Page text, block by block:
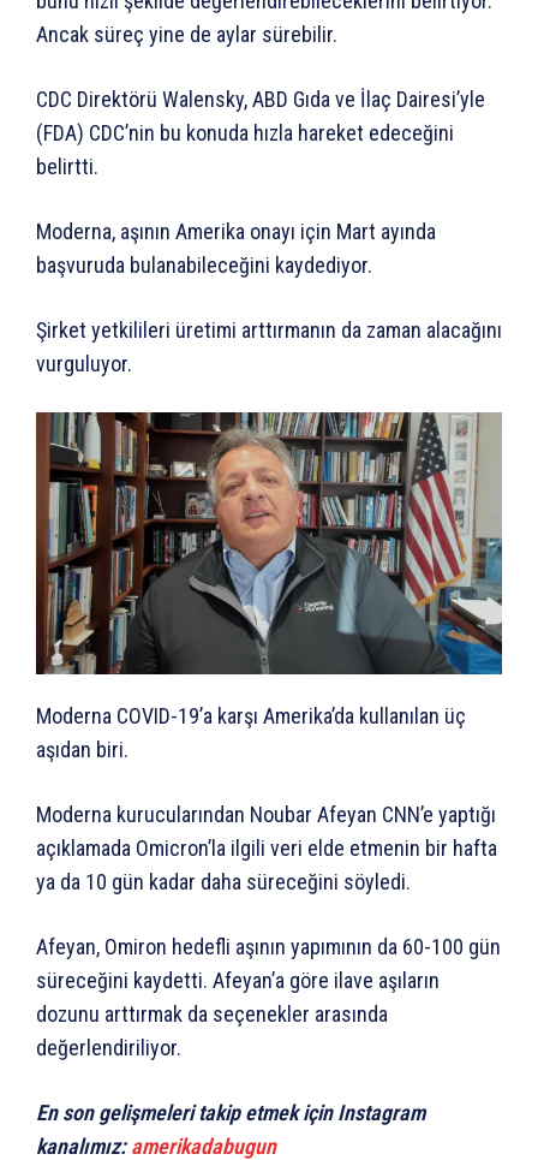
Ancak süreç yine de aylar sürebilir.
CDC Direktörü Walensky, ABD Gıda ve İlaç Dairesi’yle
(FDA) CDC’nin bu konuda hızla hareket edeceğini
belirtti.
Moderna, aşının Amerika onayı için Mart ayında
başvuruda bulanabileceğini kaydediyor.
Şirket yetkilileri üretimi arttırmanın da zaman alacağını
vurguluyor.
Moderna COVID-19’a karşı Amerika’da kullanılan üç
aşıdan biri.
Moderna kurucularından Noubar Afeyan CNN’e yaptığı
açıklamada Omicron’la ilgili veri elde etmenin bir hafta
ya da 10 gün kadar daha süreceğini söyledi.
Afeyan, Omiron hedefli aşının yapımının da 60-100 gün
süreceğini kaydetti. Afeyan’a göre ilave aşıların
dozunu arttırmak da seçenekler arasında
değerlendiriliyor.
En son gelişmeleri takip etmek için Instagram
kanalımız:amerikadabugun